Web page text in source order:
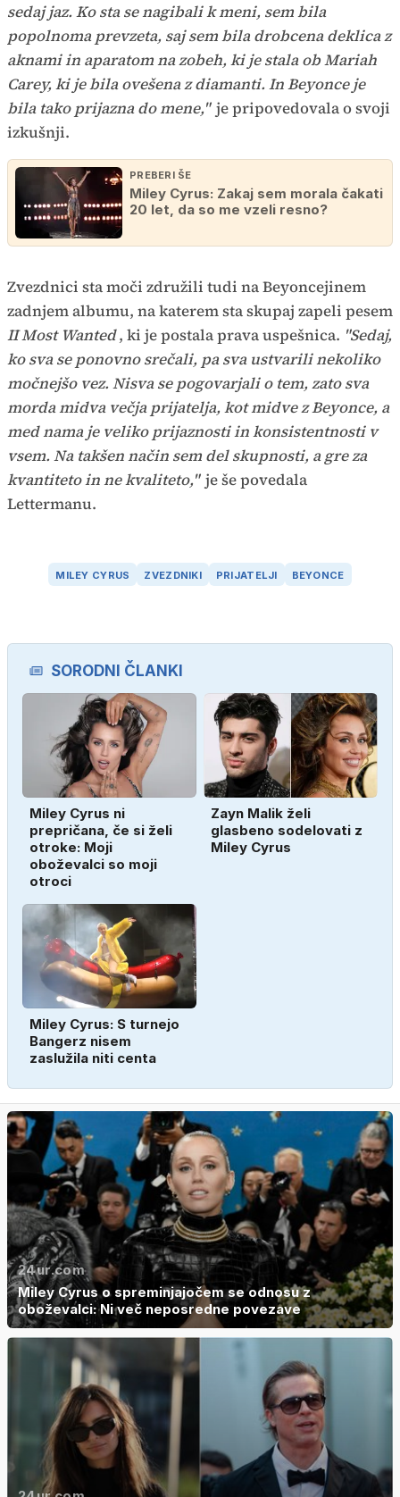
sedaj jaz. Ko sta se nagibali k meni, sem bila
popolnoma prevzeta, saj sem bila drobcena deklica z
aknami in aparatom na zobeh, ki je stala ob Mariah
Carey, ki je bila ovešena z diamanti. In Beyonce je
bila tako prijazna do mene," je pripovedovala o svoji
izkušnji.
PREBERI ŠE
Miley Cyrus: Zakaj sem morala čakati
20 let, da so me vzeli resno?
Zvezdnici sta moči združili tudi na Beyoncejinem
zadnjem albumu, na katerem sta skupaj zapeli pesem
II Most Wanted, ki je postala prava uspešnica. "Sedaj,
ko sva se ponovno srečali, pa sva ustvarili nekoliko
močnejšo vez. Nisva se pogovarjali o tem, zato sva
morda midva večja prijatelja, kot midve z Beyonce, a
med nama je veliko prijaznosti in konsistentnosti v
vsem. Na takšen način sem del skupnosti, a gre za
kvantiteto in ne kvaliteto," je še povedala
Lettermanu.
MILEY CYRUS ZVEZDNIKI PRIJATELJI BEYONCE
SORODNI ČLANKI
Miley Cyrus ni
prepričana, če si želi
otroke: Moji
oboževalci so moji
otroci
Zayn Malik želi
glasbeno sodelovati z
Miley Cyrus
Miley Cyrus: S turnejo
Bangerz nisem
zaslužila niti centa
24ur.com
Miley Cyrus o spreminjajočem se odnosu z
oboževalci: Ni več neposredne povezave